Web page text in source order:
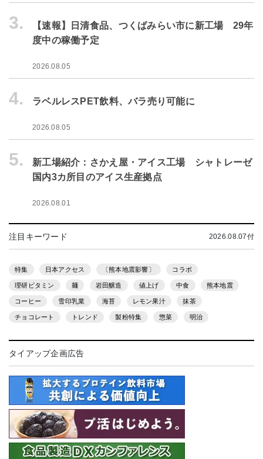
3.
【速報】日清食品、つくばみらい市に新工場 29年
度中の稼働予定
2026.08.05
4. ラベルレスPET飲料、バラ売り可能に
2026.08.05
5.
新工場紹介：さかえ屋・アイス工場 シャトレーゼ
国内3カ所目のアイス生産拠点
2026.08.01
注目キーワード 2026.08.07付
特集 日本アクセス 〔熊本地震影響〕 コラボ
理研ビタミン 麺 岩田醸造 値上げ 中食 熊本地震
コーヒー 雪印乳業 海苔 レモン果汁 抹茶
チョコレート トレンド 製粉特集 惣菜 明治
タイアップ企画広告